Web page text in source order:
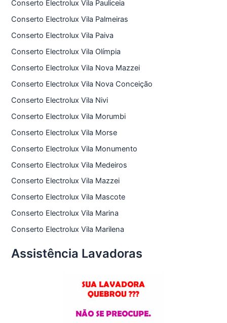
Conserto Electrolux Vila Pauliceia
Conserto Electrolux Vila Palmeiras
Conserto Electrolux Vila Paiva
Conserto Electrolux Vila Olímpia
Conserto Electrolux Vila Nova Mazzei
Conserto Electrolux Vila Nova Conceição
Conserto Electrolux Vila Nivi
Conserto Electrolux Vila Morumbi
Conserto Electrolux Vila Morse
Conserto Electrolux Vila Monumento
Conserto Electrolux Vila Medeiros
Conserto Electrolux Vila Mazzei
Conserto Electrolux Vila Mascote
Conserto Electrolux Vila Marina
Conserto Electrolux Vila Marilena
Assistência Lavadoras